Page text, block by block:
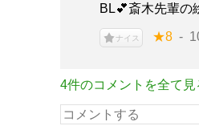
BL💕斎木先輩の
ナイス ★8
4件のコメントを全て見